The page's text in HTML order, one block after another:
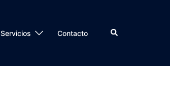
Servicios Contacto Buscar